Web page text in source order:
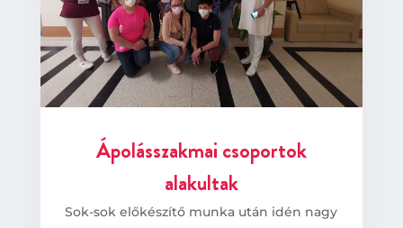
Ápolásszakmai csoportok
alakultak
Sok-sok előkészítő munka után idén nagy